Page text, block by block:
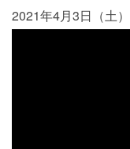
2021年4月3日（土）